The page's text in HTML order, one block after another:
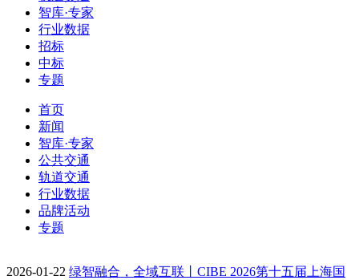
智库·专家
行业数据
招标
中标
专题
首页
新闻
智库·专家
公共交通
轨道交通
行业数据
品牌活动
专题
2026-01-22 绿智融合，全域互联丨CIBE 2026第十五届上海国